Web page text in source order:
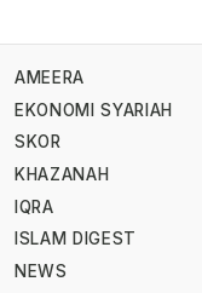
AMEERA
EKONOMI SYARIAH
SKOR
KHAZANAH
IQRA
ISLAM DIGEST
NEWS